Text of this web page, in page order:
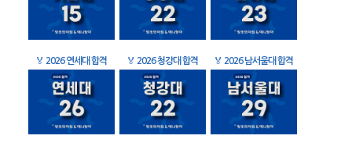
🏅 2026 연세대 합격 🏅 2026 청강대 합격 🏅 2026 남서울대 합격